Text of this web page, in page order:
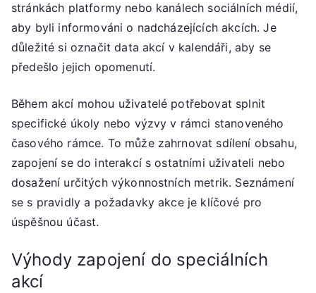
stránkách platformy nebo kanálech sociálních médií,
aby byli informováni o nadcházejících akcích. Je
důležité si označit data akcí v kalendáři, aby se
předešlo jejich opomenutí.
Během akcí mohou uživatelé potřebovat splnit
specifické úkoly nebo výzvy v rámci stanoveného
časového rámce. To může zahrnovat sdílení obsahu,
zapojení se do interakcí s ostatními uživateli nebo
dosažení určitých výkonnostních metrik. Seznámení
se s pravidly a požadavky akce je klíčové pro
úspěšnou účast.
Výhody zapojení do speciálních
akcí